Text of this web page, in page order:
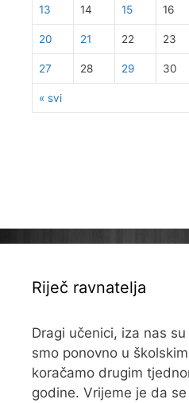
« svi
13 14 15 16
20 21 22 23
27 28 29 30
Riječ ravnatelja
Dragi učenici, iza nas
smo ponovno u
koračamo drugim
godine. Vrijeme je da